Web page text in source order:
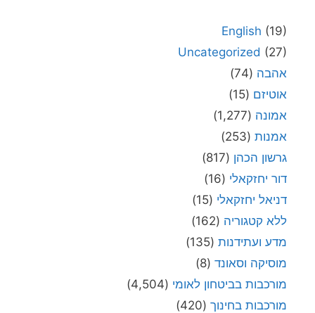
English (19)
Uncategorized (27)
אהבה (74)
אוטיזם (15)
אמונה (1,277)
אמנות (253)
גרשון הכהן (817)
דור יחזקאלי (16)
דניאל יחזקאלי (15)
ללא קטגוריה (162)
מדע ועתידנות (135)
מוסיקה וסאונד (8)
מורכבות בביטחון לאומי (4,504)
מורכבות בחינוך (420)